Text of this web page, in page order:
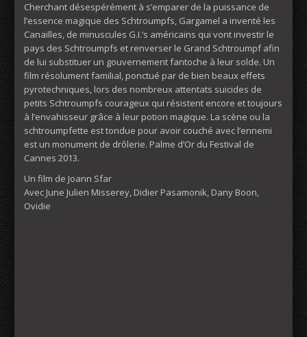
Cherchant désespérément à s’emparer de la puissance de
l’essence magique des Schtroumpfs, Gargamel a inventé les
Canailles, de minuscules G.I.’s américains qui vont investir le
pays des Schtroumpfs et renverser le Grand Schtroumpf afin
de lui substituer un gouvernement fantoche à leur solde. Un
film résolument familial, ponctué par de bien beaux effets
pyrotechniques, lors des nombreux attentats suicides de
petits Schtroumpfs courageux qui résistent encore et toujours
à l’envahisseur grâce à leur potion magique. La scène ou la
schtroumpfette est tondue pour avoir couché avec l’ennemi
est un monument de drôlerie. Palme d’Or du Festival de
Cannes 2013.
Un film de Joann Sfar
Avec June Julien Misserey, Didier Pasamonik, Dany Boon,
Ovidie